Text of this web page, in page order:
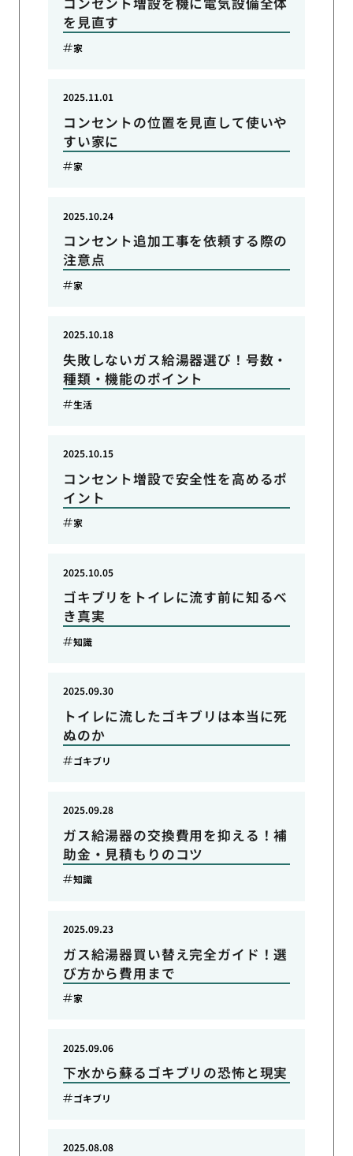
を見直す
家
コンセントの位置を見直して使いや
すい家に
2025.11.01
家
コンセント追加工事を依頼する際の
注意点
2025.10.24
家
失敗しないガス給湯器選び！号数・
種類・機能のポイント
2025.10.18
生活
コンセント増設で安全性を高めるポ
イント
2025.10.15
家
ゴキブリをトイレに流す前に知るべ
き真実
2025.10.05
知識
トイレに流したゴキブリは本当に死
ぬのか
2025.09.30
ゴキブリ
ガス給湯器の交換費用を抑える！補
助金・見積もりのコツ
2025.09.28
知識
ガス給湯器買い替え完全ガイド！選
び方から費用まで
2025.09.23
家
下水から蘇るゴキブリの恐怖と現実
2025.09.06
ゴキブリ
2025.08.08